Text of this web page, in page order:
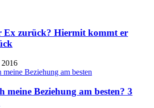
Ex zurück? Hiermit kommt er
meine Beziehung am besten? 3